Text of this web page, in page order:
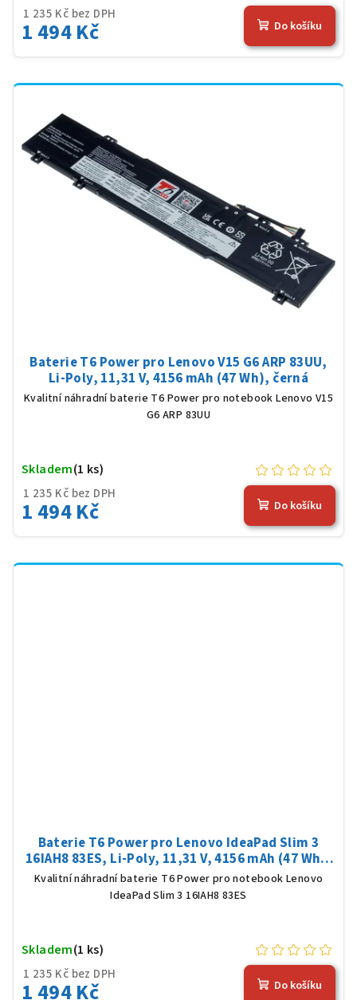
1 235 Kč bez DPH
1 494 Kč Do košíku
Baterie T6 Power pro Lenovo V15 G6 ARP 83UU,
Li-Poly, 11,31 V, 4156 mAh (47 Wh), černá
Kvalitní náhradní baterie T6 Power pro notebook Lenovo V15
G6 ARP 83UU
1 235 Kč bez DPH
1 494 Kč
Skladem(1 ks)
Do košíku
Baterie T6 Power pro Lenovo IdeaPad Slim 3
16IAH8 83ES, Li-Poly, 11,31 V, 4156 mAh (47 Wh),
černá
Kvalitní náhradní baterie T6 Power pro notebook Lenovo
IdeaPad Slim 3 16IAH8 83ES
1 235 Kč bez DPH
1 494 Kč
Skladem(1 ks)
Do košíku